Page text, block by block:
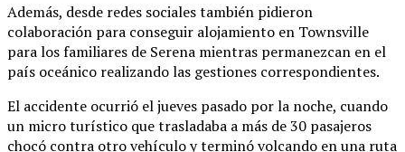
Además, desde redes sociales también pidieron
colaboración para conseguir alojamiento en Townsville
para los familiares de Serena mientras permanezcan en el
país oceánico realizando las gestiones correspondientes.
El accidente ocurrió el jueves pasado por la noche, cuando
un micro turístico que trasladaba a más de 30 pasajeros
chocó contra otro vehículo y terminó volcando en una ruta